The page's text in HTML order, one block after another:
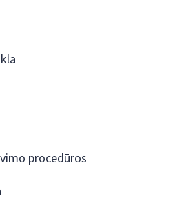
procedūros